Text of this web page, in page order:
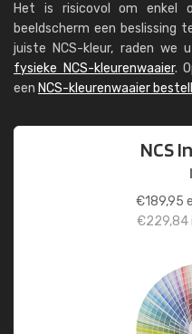
Het is risicovol om enkel
beeldscherm een beslissing
juiste NCS-kleur, raden we
fysieke NCS-kleurenwaaier.
een NCS-kleurenwaaier
NCS
€189,95
€229,84